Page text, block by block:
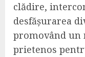
clădire,
desfășurarea
promovând un
prietenos